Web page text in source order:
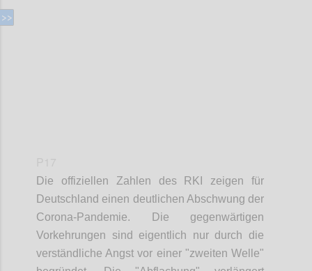
Die offiziellen Zahlen des RKI zeigen für
Deutschland einen deutlichen Abschwung der
Corona-Pandemie. Die gegenwärtigen
Vorkehrungen sind eigentlich nur durch die
verständliche Angst vor einer "zweiten Welle"